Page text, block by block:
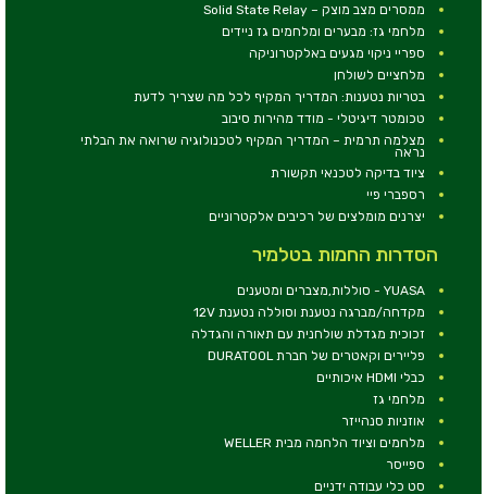
ממסרים מצב מוצק – Solid State Relay
מלחמי גז: מבערים ומלחמים גז ניידים
ספריי ניקוי מגעים באלקטרוניקה
מלחציים לשולחן
בטריות נטענות: המדריך המקיף לכל מה שצריך לדעת
טכומטר דיגיטלי - מודד מהירות סיבוב
מצלמה תרמית – המדריך המקיף לטכנולוגיה שרואה את הבלתי
נראה
ציוד בדיקה לטכנאי תקשורת
רספברי פיי
יצרנים מומלצים של רכיבים אלקטרוניים
הסדרות החמות בטלמיר
YUASA - סוללות,מצברים ומטענים
מקדחה/מברגה נטענת וסוללה נטענת 12V
זכוכית מגדלת שולחנית עם תאורה והגדלה
פליירים וקאטרים של חברת DURATOOL
כבלי HDMI איכותיים
מלחמי גז
אוזניות סנהייזר
מלחמים וציוד הלחמה מבית WELLER
ספייסר
סט כלי עבודה ידניים